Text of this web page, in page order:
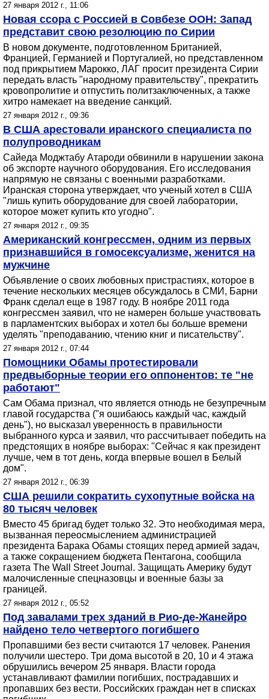
27 января 2012 г., 11:06
Новая ссора с Россией в Совбезе ООН: Запад
представит свою резолюцию по Сирии
В новом документе, подготовленном Британией,
Францией, Германией и Португалией, но представленном
под прикрытием Марокко, ЛАГ просит президента Сирии
передать власть "народному правительству", прекратить
кровопролитие и отпустить политзаключенных, а также
хитро намекает на введение санкций.
27 января 2012 г., 09:36
В США арестовали иранского специалиста по
полупроводникам
Сайеда Моджтабу Атароди обвинили в нарушении закона
об экспорте научного оборудования. Его исследования
напрямую не связаны с военными разработками.
Иранская сторона утверждает, что ученый хотел в США
"лишь купить оборудование для своей лаборатории,
которое может купить кто угодно".
27 января 2012 г., 09:35
Американский конгрессмен, одним из первых
признавшийся в гомосексуализме, женится на
мужчине
Объявление о своих любовных пристрастиях, которое в
течение нескольких месяцев обсуждалось в СМИ, Барни
Франк сделал еще в 1987 году. В ноябре 2011 года
конгрессмен заявил, что не намерен больше участвовать
в парламентских выборах и хотел бы больше времени
уделять "преподаванию, чтению книг и писательству".
27 января 2012 г., 07:44
Помощники Обамы протестировали
предвыборные теории его оппонентов: те "не
работают"
Сам Обама признал, что является отнюдь не безупречным
главой государства ("я ошибаюсь каждый час, каждый
день"), но высказал уверенность в правильности
выбранного курса и заявил, что рассчитывает победить на
предстоящих в ноябре выборах: "Сейчас я как президент
лучше, чем в тот день, когда впервые вошел в Белый
дом".
27 января 2012 г., 06:39
США решили сократить сухопутные войска на
80 тысяч человек
Вместо 45 бригад будет только 32. Это необходимая мера,
вызванная переосмыслением администрацией
президента Барака Обамы стоящих перед армией задач,
а также сокращением бюджета Пентагона, сообщила
газета The Wall Street Journal. Защищать Америку будут
малочисленные спецназовцы и военные базы за
границей.
27 января 2012 г., 05:52
Под завалами трех зданий в Рио-де-Жанейро
найдено тело четвертого погибшего
Пропавшими без вести считаются 17 человек. Ранения
получили шестеро. Три дома высотой в 20, 10 и 4 этажа
обрушились вечером 25 января. Власти города
устанавливают фамилии погибших, пострадавших и
пропавших без вести. Российских граждан нет в списках